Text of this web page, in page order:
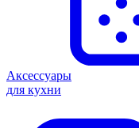
Аксессуары
для кухни